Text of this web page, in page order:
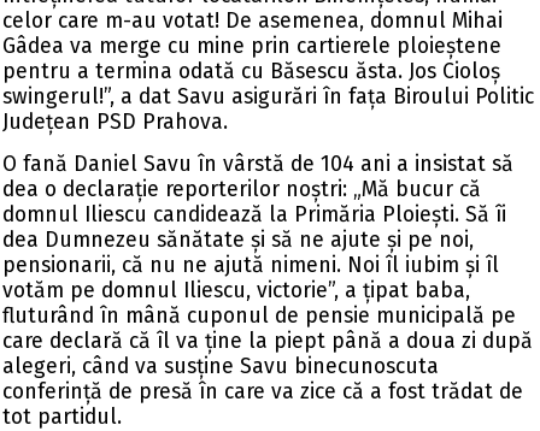
celor care m-au votat! De asemenea, domnul Mihai
Gâdea va merge cu mine prin cartierele ploieștene
pentru a termina odată cu Băsescu ăsta. Jos Cioloș
swingerul!”, a dat Savu asigurări în fața Biroului Politic
Județean PSD Prahova.
O fană Daniel Savu în vârstă de 104 ani a insistat să
dea o declarație reporterilor noștri: „Mă bucur că
domnul Iliescu candidează la Primăria Ploiești. Să îi
dea Dumnezeu sănătate și să ne ajute și pe noi,
pensionarii, că nu ne ajută nimeni. Noi îl iubim și îl
votăm pe domnul Iliescu, victorie”, a țipat baba,
fluturând în mână cuponul de pensie municipală pe
care declară că îl va ține la piept până a doua zi după
alegeri, când va susține Savu binecunoscuta
conferință de presă în care va zice că a fost trădat de
tot partidul.